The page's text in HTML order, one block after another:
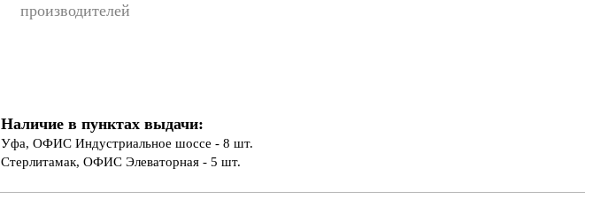
производителей
Наличие в пунктах выдачи:
Уфа, ОФИС Индустриальное шоссе - 8 шт.
Стерлитамак, ОФИС Элеваторная - 5 шт.